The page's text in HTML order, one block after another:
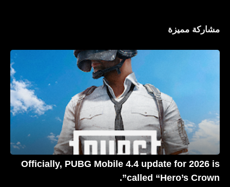
رياضة
مباراة الأهلي والهلال السوداني في دوري
أبطال أفريقيا
مشاركة مميزة
Officially, PUBG Mobile 4.4 update for 2026 is
called “Hero’s Crown”.